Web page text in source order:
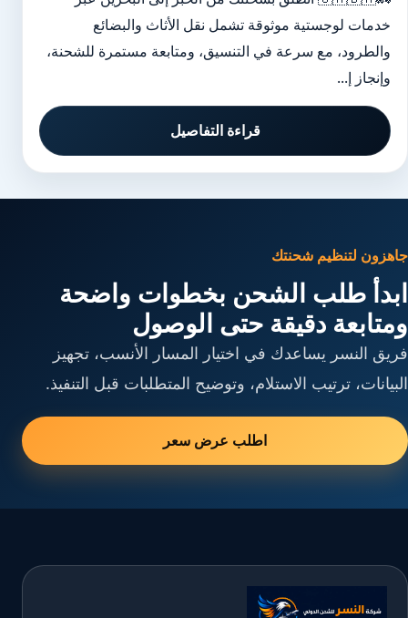
خدمات لوجستية موثوقة تشمل نقل الأثاث والبضائع
والطرود، مع سرعة في التنسيق، ومتابعة مستمرة للشحنة،
وإنجاز إ...
قراءة التفاصيل
جاهزون لتنظيم شحنتك
ابدأ طلب الشحن بخطوات واضحة
ومتابعة دقيقة حتى الوصول
فريق النسر يساعدك في اختيار المسار الأنسب، تجهيز
البيانات، ترتيب الاستلام، وتوضيح المتطلبات قبل التنفيذ.
اطلب عرض سعر